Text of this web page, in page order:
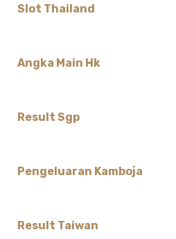
Slot Thailand
Angka Main Hk
Result Sgp
Pengeluaran Kamboja
Result Taiwan